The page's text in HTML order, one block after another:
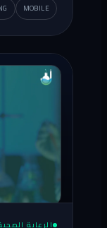
MOBILE
الرعاية